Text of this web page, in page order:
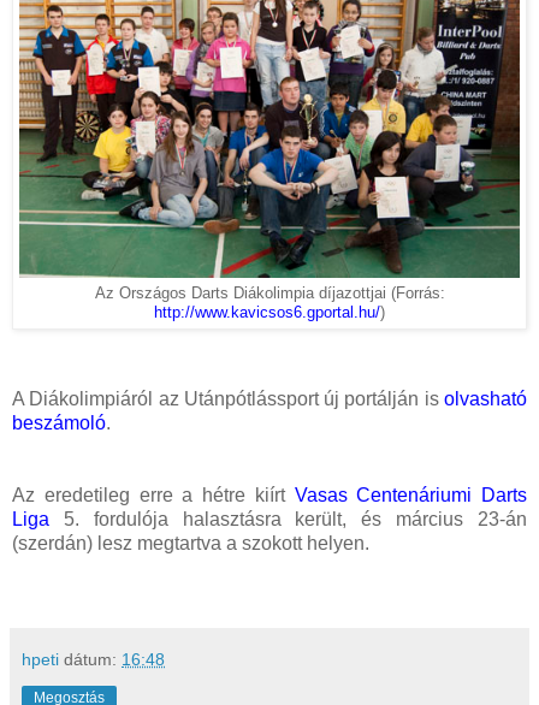
Az Országos Darts Diákolimpia díjazottjai (Forrás:
http://www.kavicsos6.gportal.hu/)
A Diákolimpiáról az Utánpótlássport új portálján is olvasható
beszámoló.
Az eredetileg erre a hétre kiírt Vasas Centenáriumi Darts
Liga 5. fordulója halasztásra került, és március 23-án
(szerdán) lesz megtartva a szokott helyen.
hpeti dátum: 16:48
Megosztás